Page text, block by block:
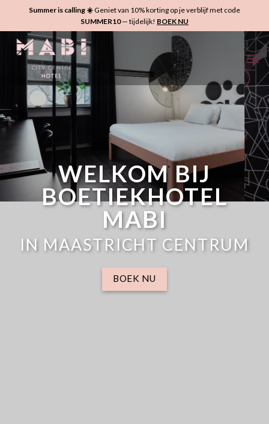
inhoud
Summer is calling ☀️Geniet van 10% korting op je verblijf met code
SUMMER10— tijdelijk! BOEK NU
WELKOM BIJ
BOETIEKHOTEL
MABI
IN MAASTRICHT CENTRUM
BOEK NU